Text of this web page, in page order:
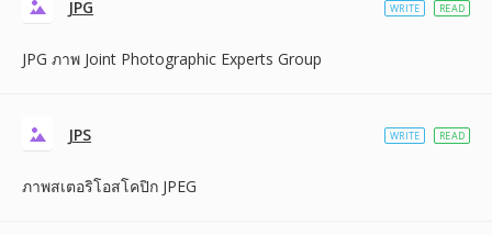
JPG
JPG ภาพ Joint Photographic Experts Group
WRITE READ
JPS
ภาพสเตอริโอสโคปิก JPEG
WRITE READ